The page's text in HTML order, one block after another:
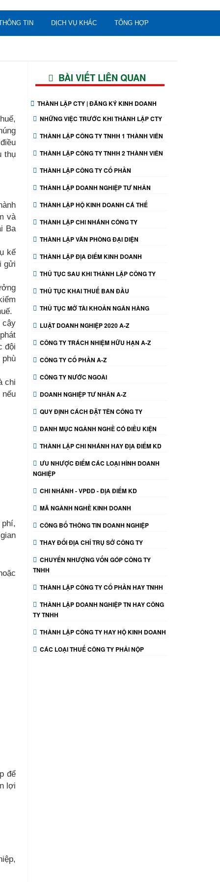
TIN DỊCH VỤ KHÁC TỔNG HỢP
thụ
và
Ba
kế
gửi
cậy
đội
chi
để
lợi
BÀI VIẾT LIÊN QUAN
THÀNH LẬP CTY | ĐĂNG KÝ KINH DOANH
NHỮNG VIỆC TRƯỚC KHI THÀNH LẬP CTY
THÀNH LẬP CÔNG TY TNHH 1 THÀNH VIÊN
THÀNH LẬP CÔNG TY TNHH 2 THÀNH VIÊN
THÀNH LẬP CÔNG TY CỔ PHẦN
THÀNH LẬP DOANH NGHIỆP TƯ NHÂN
THÀNH LẬP HỘ KINH DOANH CÁ THỂ
THÀNH LẬP CHI NHÁNH CÔNG TY
THÀNH LẬP VĂN PHÒNG ĐẠI DIỆN
THÀNH LẬP ĐỊA ĐIỂM KINH DOANH
THỦ TỤC SAU KHI THÀNH LẬP CÔNG TY
THỦ TỤC KHAI THUẾ BAN ĐẦU
THỦ TỤC MỞ TÀI KHOẢN NGÂN HÀNG
LUẬT DOANH NGHIỆP 2020 A-Z
CÔNG TY TRÁCH NHIỆM HỮU HẠN A-Z
CÔNG TY CỔ PHẦN A-Z
CÔNG TY NƯỚC NGOÀI
DOANH NGHIỆP TƯ NHÂN A-Z
QUY ĐỊNH CÁCH ĐẶT TÊN CÔNG TY
DANH MỤC NGÀNH NGHỀ CÓ ĐIỀU KIỆN
THÀNH LẬP CHI NHÁNH HAY ĐỊA ĐIỂM KD
ƯU NHƯỢC ĐIỂM CÁC LOẠI HÌNH DOANH
NGHIỆP
CHI NHÁNH - VPĐD - ĐỊA ĐIỂM KD
MÃ NGÀNH NGHỀ KINH DOANH
CÔNG BỐ THÔNG TIN DOANH NGHIỆP
THAY ĐỔI ĐỊA CHỈ TRỤ SỞ CÔNG TY
CHUYỂN NHƯỢNG VỐN GÓP CÔNG TY
TNHH
THÀNH LẬP CÔNG TY CỔ PHẦN HAY TNHH
THÀNH LẬP DOANH NGHIỆP TN HAY CÔNG
TY TNHH
THÀNH LẬP CÔNG TY HAY HỘ KINH DOANH
CÁC LOẠI THUẾ CÔNG TY PHẢI NỘP